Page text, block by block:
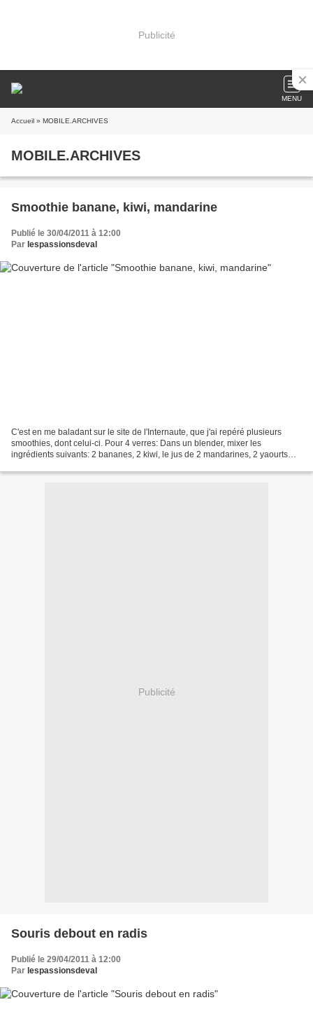
Publicité
MENU
Accueil » MOBILE.ARCHIVES
MOBILE.ARCHIVES
Smoothie banane, kiwi, mandarine
Publié le 30/04/2011 à 12:00
Par lespassionsdeval
C'est en me baladant sur le site de l'Internaute, que j'ai repéré plusieurs
smoothies, dont celui-ci. Pour 4 verres: Dans un blender, mixer les
ingrédients suivants: 2 bananes, 2 kiwi, le jus de 2 mandarines, 2 yaourts
Publicité
Souris debout en radis
Publié le 29/04/2011 à 12:00
Par lespassionsdeval